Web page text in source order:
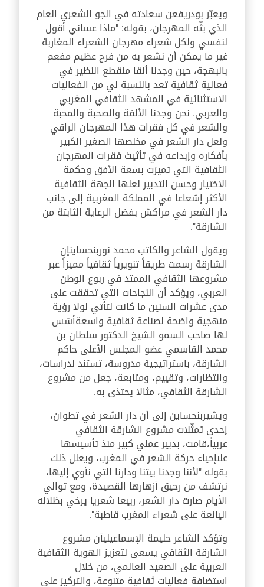
ويعبّر بودريفعن سعادته في الجو الشعري العام
الذي بثّه المهرجان، بقوله: "ماذا عساني أقول
لنفسي ولكل شعراء مهرجان الشعراء المغاربة
غير ما يمكن أن نشعر به من فرح عظيم مفعم
بالبهجة،حين وجدنا ألقا منقطع النظير في
فعالية ثقافية تعد بالنسبة لي من الفعاليات
الاستثنائية في المشهد الثقافي المغربي
والعربي. نحن وجدنا الألفة والصحبة والمحبة
والشعر في كل فقرات هذا المهرجان الراقي
ولعل دار الشعر في مخلصها الصغير الكبير
بأفكاره وإبداعه في تأثيث فقرات المهرجان
الثقافية التي تميزت بسعة الأفق وحكمة
الاختيار وحسن التدبير لعلها الجهة الثقافية
الأكثر إشعاعا في المملكة المغربية إلى جانب
دار الشعر في مراكش بفضل الرعاية الثابتة من
الشارقة".
ويقول الشاعر والكاتب محمد نوربنحساينإن
الشارقة رسمت طريقاً تنويرياً ثقافياً مميزاً عبر
مشروعها الثقافي الممتد في ربوع الوطن
العربي، ويؤكد أن النجاحات التي تحققت على
مدى عشرات السنين ما كانت لتأتي لولا رؤية
منهجية واضحة لصناعة ثقافية واسعةأسّس
لها صاحب السمو الشيخ الدكتور سلطان بن
محمد القاسمي عضو المجلس الأعلى حاكم
الشارقة، باستراتيجية مدروسة، تستند لدراسات،
وانتظارات، وتقييم، ومتابعة، جعل من مشروع
الشارقة الثقافي، مثالا يحتذى به.
ويشيربنحساين إلى أن دار الشعر في تطوان،
إحدى تمثّلات مشروع الشارقة الثقافي
عربياً،قامت، بدبير عملي كبير منذ تأسيسها
علىإحياء حركة الشعر في المغرب، ويعلل ذلك
بقوله"لأننا وجدنا بيتنا ودارنا التي نأوي إليها،
نرتشف من رحيق أزهارها القصيدة، ومع توالي
الأيام صارت دار الشعر، ربيعا شعريا يرخي بظلاله
اليانعة على شعراء المغرب قاطبة".
وتؤكد الشاعر حليمة الإسماعيليأن مشروع
الشارقة الثقافي يسعى لتعزيز الهوية الثقافية
العربية على الصعيد العالمي، من خلال
استضافة فعاليات ثقافية متنوعة، والتركيز على